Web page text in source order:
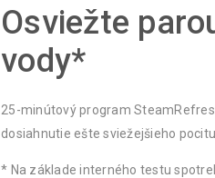
Osviežte
vody*
25-minútový program
dosiahnutie ešte sviežejšieho
* Na základe interného testu